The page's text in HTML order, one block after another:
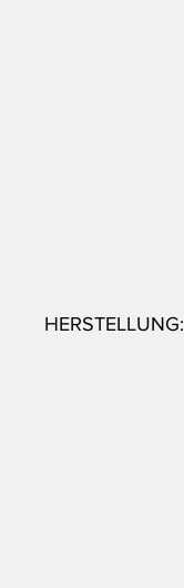
HERSTELLUNG: